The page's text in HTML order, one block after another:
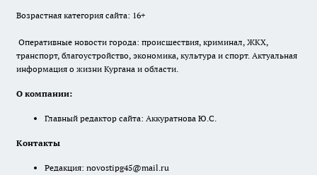
Возрастная категория сайта: 16+
Оперативные новости города: происшествия, криминал, ЖКХ,
транспорт, благоустройство, экономика, культура и спорт. Актуальная
информация о жизни Кургана и области.
О компании:
Главный редактор сайта: Аккуратнова Ю.С.
Контакты
Редакция: novostipg45@mail.ru